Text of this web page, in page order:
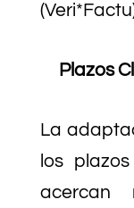
Plazos
La
los
acercan